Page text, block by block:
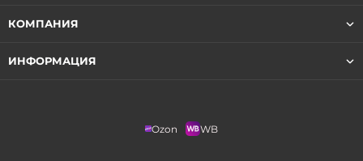
КОМПАНИЯ
ИНФОРМАЦИЯ
Ozon WB